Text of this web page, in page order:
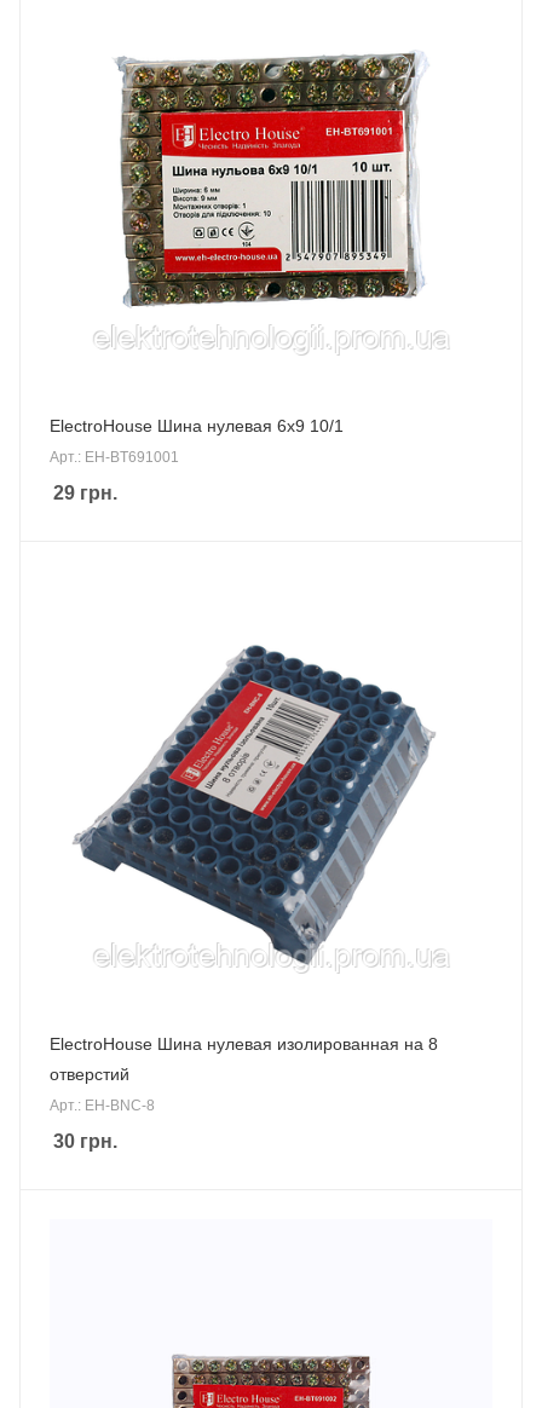
ElectroHouse Шина нулевая 6х9 10/1
Арт.: EH-BT691001
29 грн.
ElectroHouse Шина нулевая изолированная на 8
отверстий
Арт.: EH-BNC-8
30 грн.